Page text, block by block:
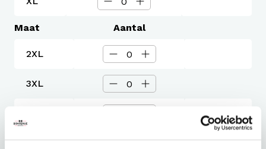
Maat Aantal
2XL
3XL
5XL